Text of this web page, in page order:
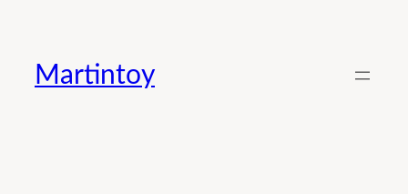
contenido
Martintoy